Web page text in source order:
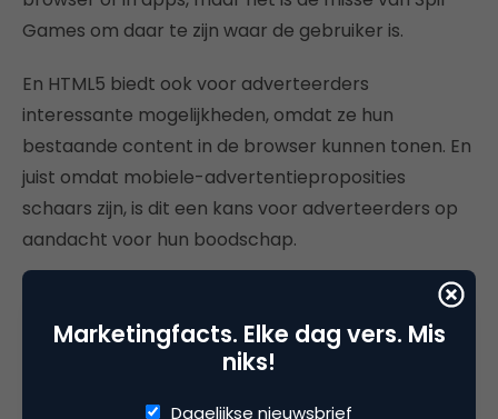
Games om daar te zijn waar de gebruiker is.
En HTML5 biedt ook voor adverteerders
interessante mogelijkheden, omdat ze hun
bestaande content in de browser kunnen tonen. En
juist omdat mobiele-advertentieproposities
schaars zijn, is dit een kans voor adverteerders op
aandacht voor hun boodschap.
Marketingfacts. Elke dag vers. Mis
niks!
Dagelijkse nieuwsbrief